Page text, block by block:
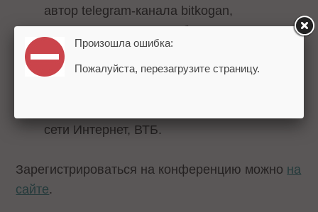
автор telegram-канала bitkogan,
Светлана Богданович, бизнес-партнер
индустрии «Финансы», Яндекс,
Михаил Шкляев, CEO OKKAM,
сети Интернет, ВТБ.
Зарегистрироваться на конференцию можно на
сайте.
Произошла ошибка:
Пожалуйста, перезагрузите страницу.